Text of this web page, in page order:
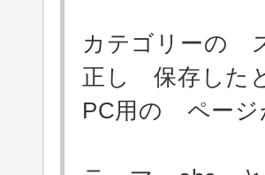
カテゴリーの
正し 保存した
PC用の ページ